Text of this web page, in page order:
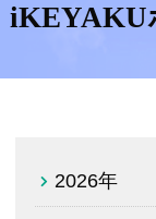
iKEYAKU
2026年